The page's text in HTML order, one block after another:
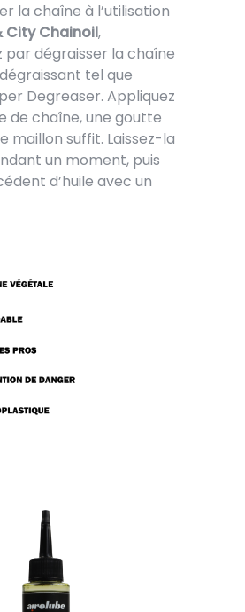
la chaîne à l’utilisation
City Chainoil,
dégraisser la chaîne
dégraissant tel que
Degreaser. Appliquez
de chaîne, une goutte
maillon suffit. Laissez-la
un moment, puis
d’huile avec un